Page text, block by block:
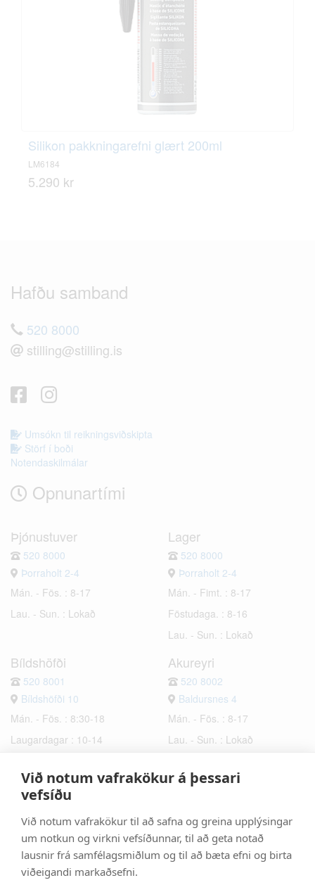
Við notum vafrakökur á þessari
vefsíðu
Við notum vafrakökur til að safna og greina upplýsingar
um notkun og virkni vefsíðunnar, til að geta notað
lausnir frá samfélagsmiðlum og til að bæta efni og birta
viðeigandi markaðsefni.
Silikon pakkningarefni glært 200ml
LM6184
5.290 kr
Hafðu samband
520 8000
stilling@stilling.is
Umsókn til reikningsviðskipta
Störf í boði
Notendaskilmálar
Opnunartími
Þjónustuver
520 8000
Þorraholt 2-4
Mán. - Fös. : 8-17
Lau. - Sun. : Lokað
Lager
520 8000
Þorraholt 2-4
Mán. - Fimt. : 8-17
Föstudaga. : 8-16
Lau. - Sun. : Lokað
Bíldshöfði
520 8001
Bíldshöfði 10
Mán. - Fös. : 8:30-18
Laugardagar : 10-14
Akureyri
520 8002
Baldursnes 4
Mán. - Fös. : 8-17
Lau. - Sun. : Lokað
Hafnarfjörður
Bæjarhraun 6
Mán. - Fös. : 8-17
Lau. - Sun. : Lokað
Selfoss
Hrísmýri 2a
Mán. - Fös. : 8-17
Lau. - Sun. : Lokað